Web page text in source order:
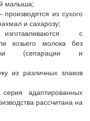
малыша;
из сухого
и сахарозу;
с
козьего молока без
(сепарации и
из различных злаков
адаптированных
рассчитана на